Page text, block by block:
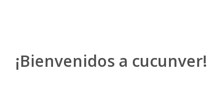
¡Bienvenidos a cucunver!